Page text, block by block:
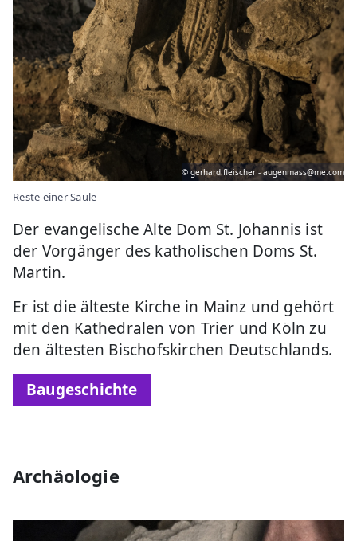
© gerhard.fleischer - augenmass@me.com
Reste einer Säule
Der evangelische Alte Dom St. Johannis ist
der Vorgänger des katholischen Doms St.
Martin.
Er ist die älteste Kirche in Mainz und gehört
mit den Kathedralen von Trier und Köln zu
den ältesten Bischofskirchen Deutschlands.
Baugeschichte
Archäologie